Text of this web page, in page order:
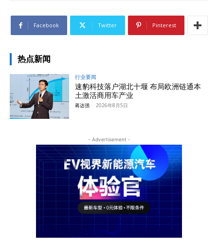
Facebook Twitter Pinterest
热点新闻
行业要闻
速豹科技落户湖北十堰 布局欧洲链通本
土激活商用车产业
蒋达强 - 2026年8月5日
- Advertisement -